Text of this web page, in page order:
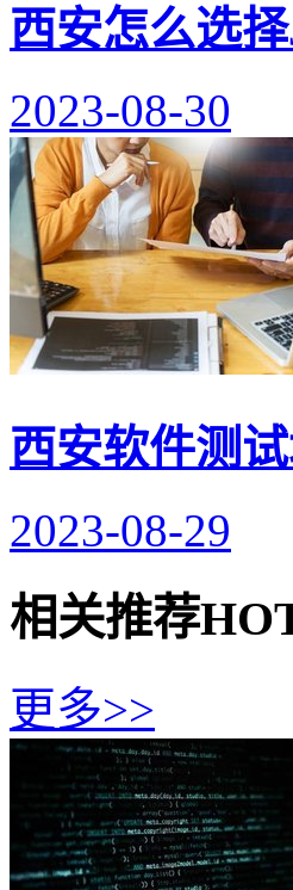
西安怎么选
2023-08-30
西安软件测
2023-08-29
相关推荐
更多>>